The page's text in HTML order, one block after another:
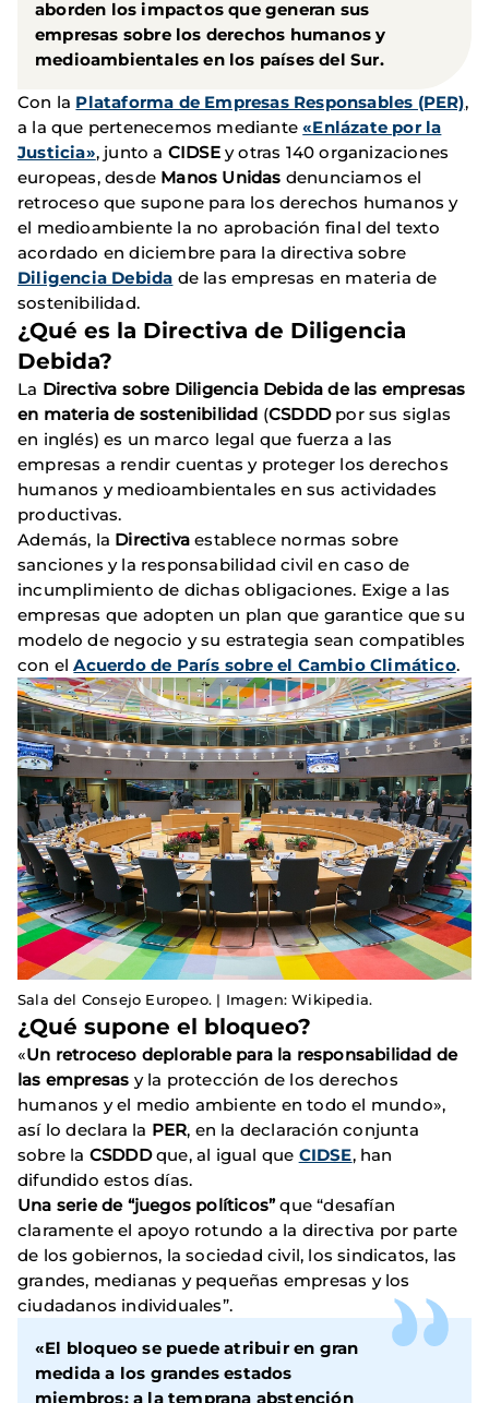
aborden los impactos que generan sus
empresas sobre los derechos humanos y
medioambientales en los países del Sur.
Con la Plataforma de Empresas Responsables (PER),
a la que pertenecemos mediante«Enlázate por la
Justicia», junto a CIDSEy otras 140 organizaciones
europeas, desde Manos Unidas denunciamos el
retroceso que supone para los derechos humanos y
el medioambiente la no aprobación final del texto
acordado en diciembre para la directiva sobre
Diligencia Debida de las empresas en materia de
sostenibilidad.
¿Qué es la Directiva de Diligencia
Debida?
La Directiva sobre Diligencia Debida de las empresas
en materia de sostenibilidad (CSDDD por sus siglas
en inglés) es un marco legal que fuerza a las
empresas a rendir cuentas y proteger los derechos
humanos y medioambientales en sus actividades
productivas.
Además, la Directivaestablece normas sobre
sanciones y la responsabilidad civil en caso de
incumplimiento de dichas obligaciones. Exige a las
empresas que adopten un plan que garantice que su
modelo de negocio y su estrategia sean compatibles
con elAcuerdo de París sobre el Cambio Climático.
Sala del Consejo Europeo. | Imagen: Wikipedia.
¿Qué supone el bloqueo?
«Un retroceso deplorable para la responsabilidad de
las empresas y la protección de los derechos
humanos y el medio ambiente en todo el mundo»,
así lo declara la PER, en la declaración conjunta
sobre la CSDDDque, al igual que CIDSE, han
difundido estos días.
Una serie de “juegos políticos”que “desafían
claramente el apoyo rotundo a la directiva por parte
de los gobiernos, la sociedad civil, los sindicatos, las
grandes, medianas y pequeñas empresas y los
ciudadanos individuales”.
«El bloqueo se puede atribuir en gran
medida a los grandes estados
miembros: a la temprana abstención